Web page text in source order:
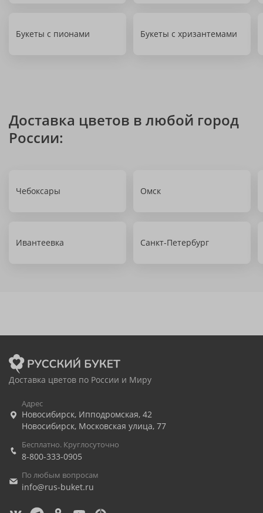
Букеты с пионами Букеты с хризантемами
Доставка цветов в любой город
России:
Чебоксары Омск
Ивантеевка Санкт-Петербург
Доставка цветов по России и Миру
Адрес
Новосибирск, Ипподромская, 42
Новосибирск, Московская улица, 77
Бесплатно. Круглосуточно
8-800-333-0905
По любым вопросам
info@rus-buket.ru